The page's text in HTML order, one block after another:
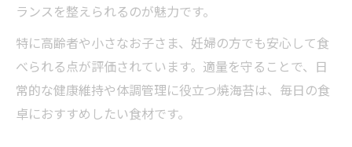
ランスを整えられるのが魅力です。
特に高齢者や小さなお子さま、妊婦の方でも安心して食
べられる点が評価されています。適量を守ることで、日
常的な健康維持や体調管理に役立つ焼海苔は、毎日の食
卓におすすめしたい食材です。